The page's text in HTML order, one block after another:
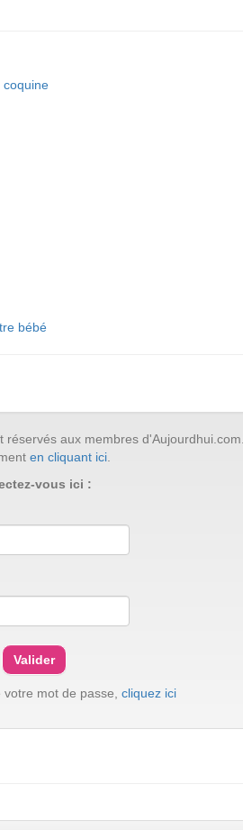
coquine
bébé
réservés aux membres d'Aujourdhui.com.
en cliquant ici
vous ici :
mot de passe, cliquez ici